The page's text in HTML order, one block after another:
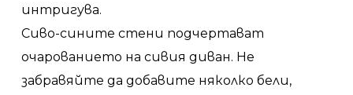
интригува.
Сиво-сините стени подчертават
очарованието на сивия диван. Не
забравяйте да добавите няколко бели,